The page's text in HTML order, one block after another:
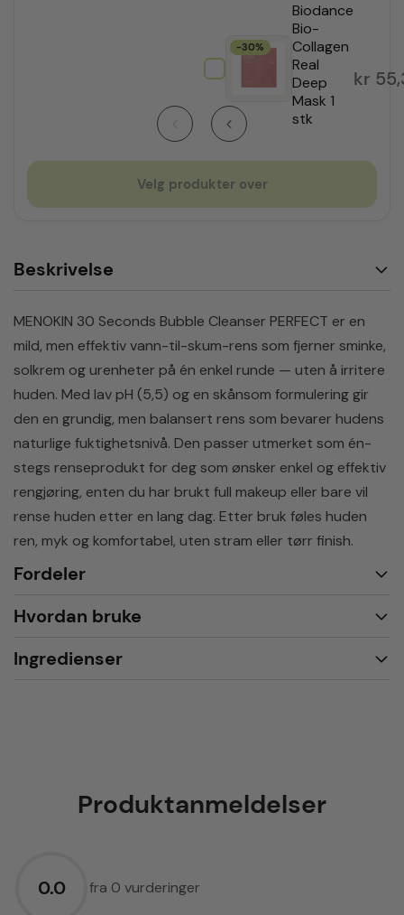
-30%
Biodance
Bio-
Collagen
Real
Deep
Mask 1
stk
kr
Velg produkter over
Beskrivelse
MENOKIN 30 Seconds Bubble Cleanser PERFECT er en
mild, men effektiv vann-til-skum-rens som fjerner sminke,
solkrem og urenheter på én enkel runde — uten å irritere
huden. Med lav pH (5,5) og en skånsom formulering gir
den en grundig, men balansert rens som bevarer hudens
naturlige fuktighetsnivå. Den passer utmerket som én-
stegs renseprodukt for deg som ønsker enkel og effektiv
rengjøring, enten du har brukt full makeup eller bare vil
rense huden etter en lang dag. Etter bruk føles huden
ren, myk og komfortabel, uten stram eller tørr finish.
Fordeler
Hvordan bruke
Ingredienser
Produktanmeldelser
0.0 fra 0 vurderinger